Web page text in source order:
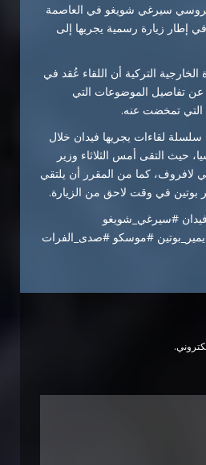
سيرغي شويغو في العاصمة
إطار زيارة رسمية يجريها إلى
التركية أن اللقاء عُقد في
تفاصيل الموضوعات التي
التي تمخضت عنه.
سلسلة لقاءات يجريها فيدان خلال
حيث التقى أمس الثلاثاء وزير
لافروف، كما من المقرر أن يلتقي
بوتين في وقت لاحق من الزيارة.
#سيرغي_شويغو
#موسكو #صدى_الفرات